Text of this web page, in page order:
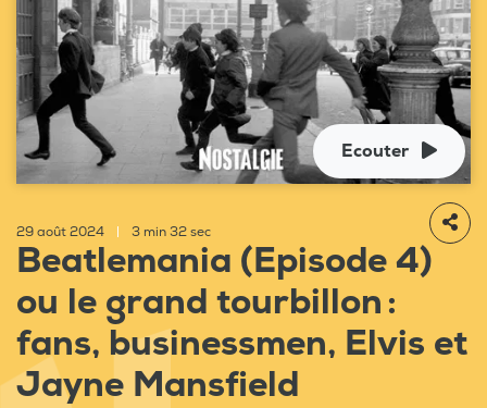
Ecouter
29 août 2024 | 3 min 32 sec
Beatlemania (Episode 4)
ou le grand tourbillon :
fans, businessmen, Elvis et
Jayne Mansfield